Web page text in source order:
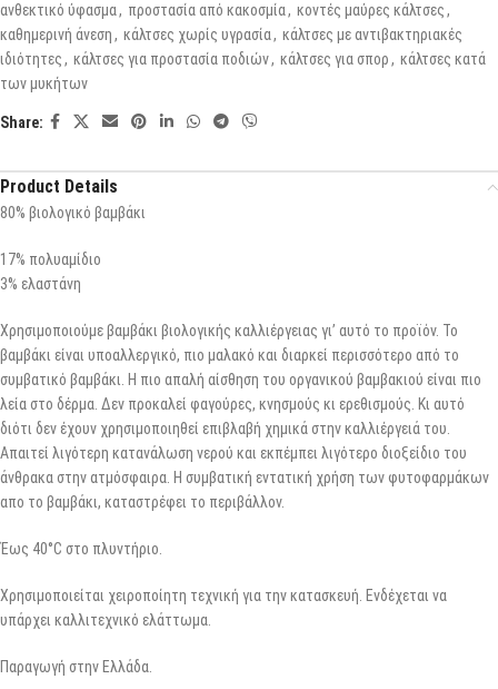
ανθεκτικό ύφασμα, προστασία από κακοσμία, κοντές μαύρες κάλτσες,
καθημερινή άνεση, κάλτσες χωρίς υγρασία, κάλτσες με αντιβακτηριακές
ιδιότητες, κάλτσες για προστασία ποδιών, κάλτσες για σπορ, κάλτσες κατά
των μυκήτων
Share:
Product Details
80% βιολογικό βαμβάκι
17% πολυαμίδιο
3% ελαστάνη
Χρησιμοποιούμε βαμβάκι βιολογικής καλλιέργειας γι’ αυτό το προϊόν. Το
βαμβάκι είναι υποαλλεργικό, πιο μαλακό και διαρκεί περισσότερο από το
συμβατικό βαμβάκι. Η πιο απαλή αίσθηση του οργανικού βαμβακιού είναι πιο
λεία στο δέρμα. Δεν προκαλεί φαγούρες, κνησμούς κι ερεθισμούς. Κι αυτό
διότι δεν έχουν χρησιμοποιηθεί επιβλαβή χημικά στην καλλιέργειά του.
Απαιτεί λιγότερη κατανάλωση νερού και εκπέμπει λιγότερο διοξείδιο του
άνθρακα στην ατμόσφαιρα. Η συμβατική εντατική χρήση των φυτοφαρμάκων
απο το βαμβάκι, καταστρέφει το περιβάλλον.
Έως 40°C στο πλυντήριο.
Χρησιμοποιείται χειροποίητη τεχνική για την κατασκευή. Ενδέχεται να
υπάρχει καλλιτεχνικό ελάττωμα.
Παραγωγή στην Ελλάδα.